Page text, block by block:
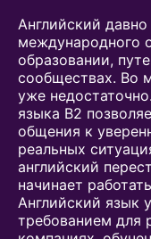
Английский
международного
образовании,
сообществах. Во
уже
языка B2
общения к
реальных
английский
начинает
Английский язык
требованием для